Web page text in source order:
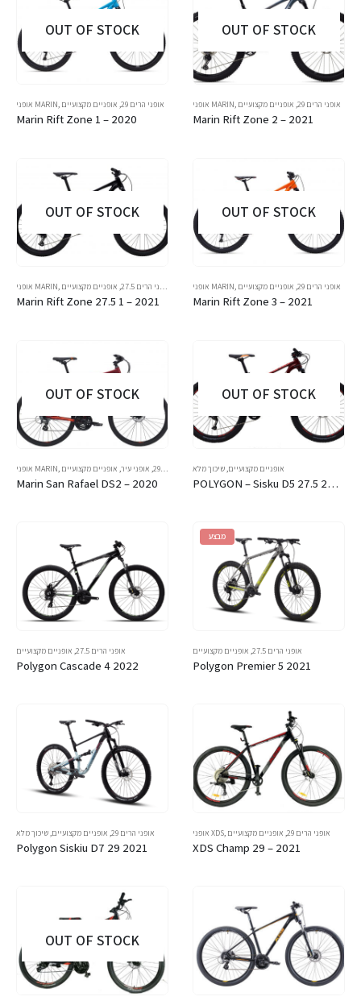
OUT OF STOCK
אופני MARIN, אופני הרים 29 , אופניים מקצועיים
Marin Rift Zone 1 – 2020
OUT OF STOCK
אופני MARIN, אופני הרים 29 , אופניים מקצועיים
Marin Rift Zone 2 – 2021
OUT OF STOCK
אופני MARIN, אופני הרים 27.5 , אופניים מקצועיים
Marin Rift Zone 27.5 1 – 2021
OUT OF STOCK
אופני MARIN, אופני הרים 29 , אופניים מקצועיים
Marin Rift Zone 3 – 2021
OUT OF STOCK
אופני MARIN, אופני הרים 29 , אופני עיר, אופניים מקצועיים
Marin San Rafael DS2 – 2020
OUT OF STOCK
אופניים מקצועיים,שיכוך מלא
POLYGON – Sisku D5 27.5 2021
אופני הרים 27.5 , אופניים מקצועיים
Polygon Cascade 4 2022
מבצע
אופני הרים 27.5 , אופניים מקצועיים
Polygon Premier 5 2021
אופני הרים 29 , אופניים מקצועיים,שיכוך מלא
Polygon Siskiu D7 29 2021
אופני XDS, אופני הרים 29 , אופניים מקצועיים
XDS Champ 29 – 2021
OUT OF STOCK